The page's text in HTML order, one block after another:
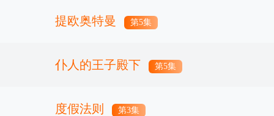
吧 第6集
提欧奥特曼 第5集
仆人的王子殿下 第5集
度假法则 第3集